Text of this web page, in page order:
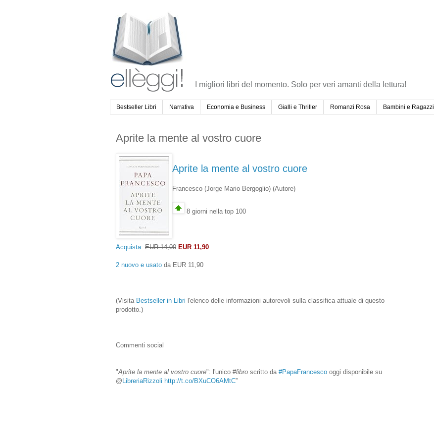
I migliori libri del momento. Solo per veri amanti della lettura!
Bestseller Libri Narrativa Economia e Business Gialli e Thriller Romanzi Rosa Bambini e Ragazzi
Aprite la mente al vostro cuore
Aprite la mente al vostro cuore
Francesco (Jorge Mario Bergoglio) (Autore)
8 giorni nella top 100
Acquista: EUR 14,00 EUR 11,90
2 nuovo e usato da EUR 11,90
(Visita Bestseller in Libri l'elenco delle informazioni autorevoli sulla classifica attuale di questo
prodotto.)
Commenti social
"Aprite la mente al vostro cuore": l'unico #libro scritto da #PapaFrancesco oggi disponibile su
@LibreriaRizzoli http://t.co/BXuCO6AMtC”